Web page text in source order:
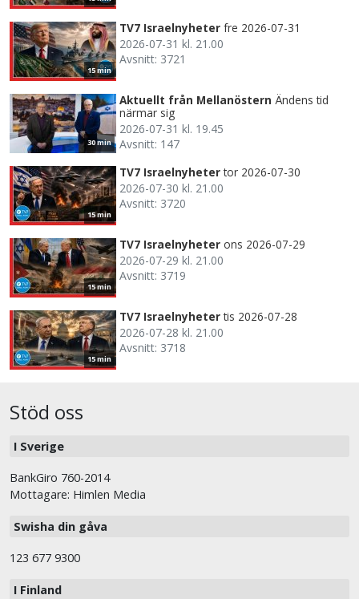
15 min
TV7 Israelnyheter fre 2026-07-31
2026-07-31 kl. 21.00
Avsnitt: 3721
30 min
Aktuellt från Mellanöstern Ändens tid
närmar sig
2026-07-31 kl. 19.45
Avsnitt: 147
15 min
TV7 Israelnyheter tor 2026-07-30
2026-07-30 kl. 21.00
Avsnitt: 3720
15 min
TV7 Israelnyheter ons 2026-07-29
2026-07-29 kl. 21.00
Avsnitt: 3719
15 min
TV7 Israelnyheter tis 2026-07-28
2026-07-28 kl. 21.00
Avsnitt: 3718
Stöd oss
I Sverige
BankGiro 760-2014
Mottagare: Himlen Media
Swisha din gåva
123 677 9300
I Finland